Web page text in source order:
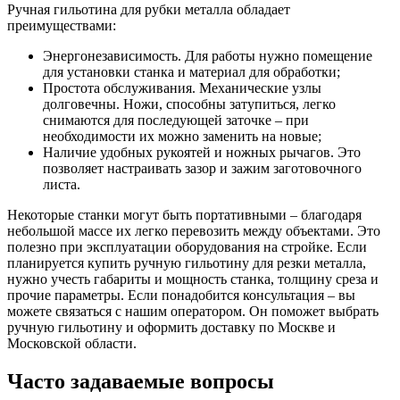
Ручная гильотина для рубки металла обладает
преимуществами:
Энергонезависимость. Для работы нужно помещение
для установки станка и материал для обработки;
Простота обслуживания. Механические узлы
долговечны. Ножи, способны затупиться, легко
снимаются для последующей заточке – при
необходимости их можно заменить на новые;
Наличие удобных рукоятей и ножных рычагов. Это
позволяет настраивать зазор и зажим заготовочного
листа.
Некоторые станки могут быть портативными – благодаря
небольшой массе их легко перевозить между объектами. Это
полезно при эксплуатации оборудования на стройке. Если
планируется купить ручную гильотину для резки металла,
нужно учесть габариты и мощность станка, толщину среза и
прочие параметры. Если понадобится консультация – вы
можете связаться с нашим оператором. Он поможет выбрать
ручную гильотину и оформить доставку по Москве и
Московской области.
Часто задаваемые вопросы